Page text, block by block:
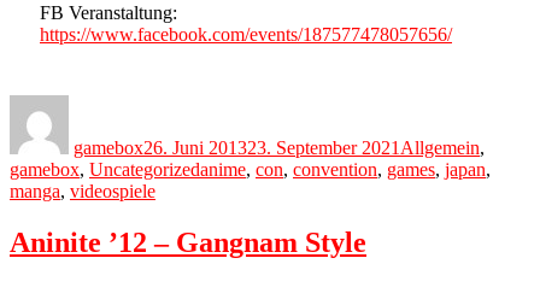
FB Veranstaltung:
https://www.facebook.com/events/187577478057656/
gamebox26. Juni 201323. September 2021 Allgemein,
gamebox, UncategorizedTags
anime, con, convention, games, japan,
manga, videospiele
Aninite ’12 – Gangnam Style